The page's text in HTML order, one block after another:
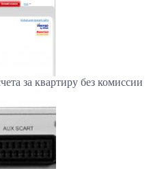
за квартиру без комиссии